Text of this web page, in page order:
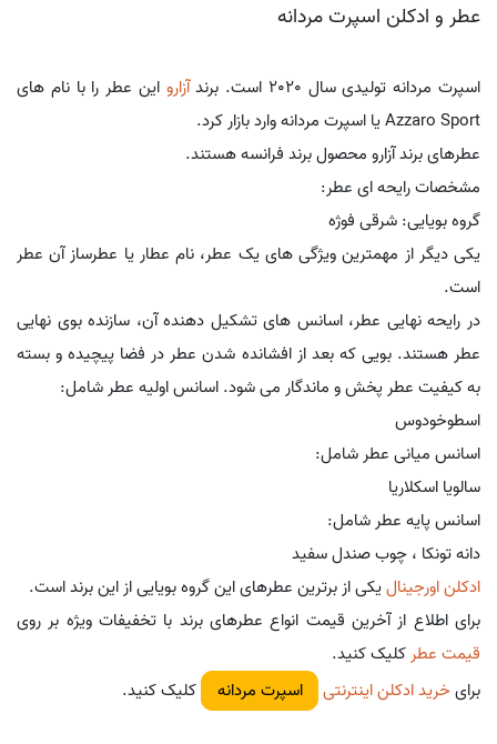
عطر و ادکلن اسپرت مردانه
اسپرت مردانه تولیدی سال 2020 است. برند آزارو این عطر را با نام های
Azzaro Sport یا اسپرت مردانه وارد بازار کرد.
عطرهای برند آزارو محصول برند فرانسه هستند.
مشخصات رایحه ای عطر:
گروه بویایی: شرقی فوژه
یکی دیگر از مهمترین ویژگی های یک عطر، نام عطار یا عطرساز آن عطر
است.
در رایحه نهایی عطر، اسانس های تشکیل دهنده آن، سازنده بوی نهایی
عطر هستند. بویی که بعد از افشانده شدن عطر در فضا پیچیده و بسته
به کیفیت عطر پخش و ماندگار می شود. اسانس اولیه عطر شامل:
اسطوخودوس
اسانس میانی عطر شامل:
سالویا اسکلاریا
اسانس پایه عطر شامل:
دانه تونکا ، چوب صندل سفید
ادکلن اورجینالیکی از برترین عطرهای این گروه بویایی از این برند است.
برای اطلاع از آخرین قیمت انواع عطرهای برند با تخفیفات ویژه بر روی
قیمت عطر کلیک کنید.
برایخرید ادکلن اینترنتی اسپرت مردانه کلیک کنید.